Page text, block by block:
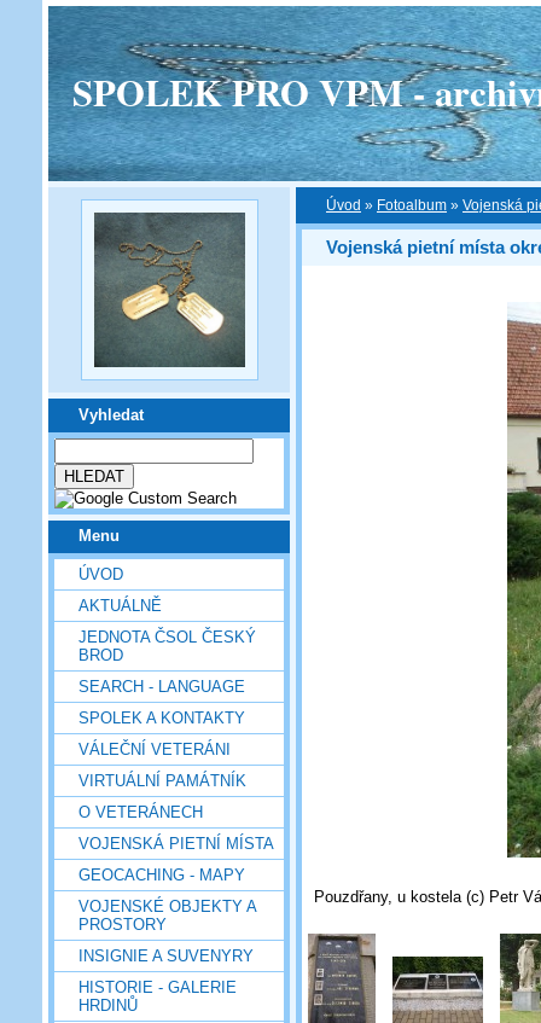
SPOLEK PRO VPM -
Vyhledat
Menu
ÚVOD
AKTUÁLNĚ
JEDNOTA ČSOL ČESKÝ
BROD
SEARCH - LANGUAGE
SPOLEK A KONTAKTY
VÁLEČNÍ VETERÁNI
VIRTUÁLNÍ PAMÁTNÍK
O VETERÁNECH
VOJENSKÁ PIETNÍ MÍSTA
GEOCACHING - MAPY
VOJENSKÉ OBJEKTY A
PROSTORY
INSIGNIE A SUVENYRY
HISTORIE - GALERIE
HRDINŮ
Úvod » Fotoalbum » Vojenská
Vojenská pietní místa
Pouzdřany, u kostela (c) Petr